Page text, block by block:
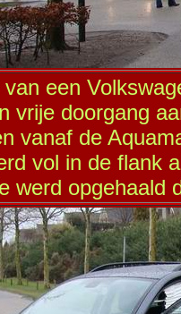
een
vrije doorgang
vanaf de
vol in de flank
werd opgehaald